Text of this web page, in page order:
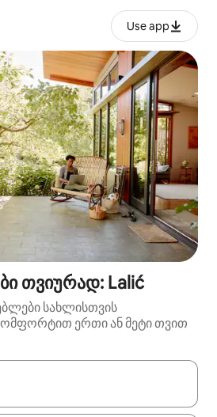
Use app
თვიურად: Lalić
სახლისთვის
ერთი ან მეტი თვით
გახდება, ნავიგაციისთვის